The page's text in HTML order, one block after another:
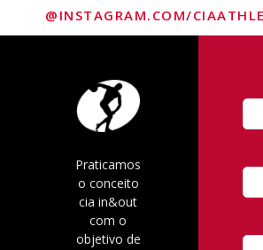
@INSTAGRAM.COM/
Praticamos
o conceito
cia in&out
com o
objetivo de